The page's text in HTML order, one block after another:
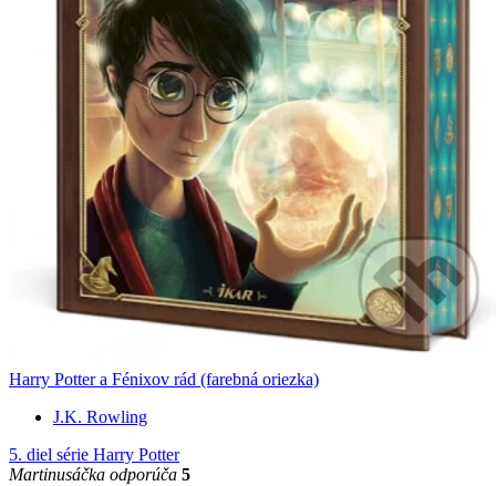
Harry Potter a Fénixov rád (farebná oriezka)
J.K. Rowling
5. diel série Harry Potter
Martinusáčka odporúča 5